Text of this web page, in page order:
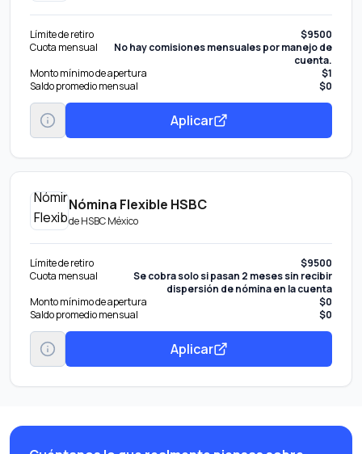
Límite de retiro
$9500
Cuota mensual
No hay comisiones mensuales por manejo de
cuenta.
Monto mínimo de apertura
$1
Saldo promedio mensual
$0
Aplicar
Nómina Flexible HSBC
deHSBC México
Límite de retiro
$9500
Cuota mensual
Se cobra solo si pasan 2 meses sin recibir
dispersión de nómina en la cuenta
Monto mínimo de apertura
$0
Saldo promedio mensual
$0
Aplicar